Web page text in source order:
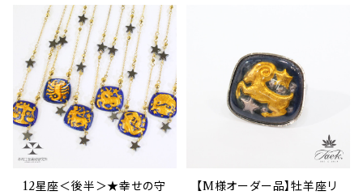
12星座＜後半＞★幸せの守
【M様オーダー品】牡羊座リ